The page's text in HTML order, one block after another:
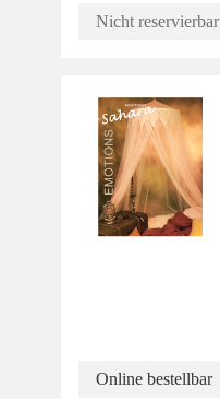
Nicht reservierbar
Online bestellbar